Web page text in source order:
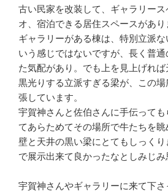
古い民家を改装して、ギャラリー
オ、宿泊できる居住スペースがあり
ギャラリーがある棟は、特別立派
いう感じではないですが、長く普
た気配があり。でも上を見上げれ
黒光りする立派すぎる梁が、この
張しています。
宇賀神さんと佐伯さんに手伝って
てあらためてその場所で牛たちを
壁と天井の黒い梁にとてもしっく
で展示出来て良かったなとしみじみ
宇賀神さんやギャラリーに来て下